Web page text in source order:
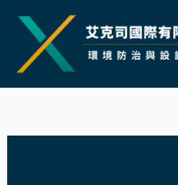
內